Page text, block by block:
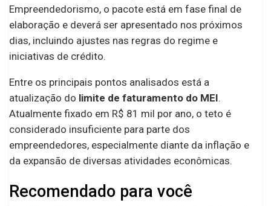
Empreendedorismo, o pacote está em fase final de
elaboração e deverá ser apresentado nos próximos
dias, incluindo ajustes nas regras do regime e
iniciativas de crédito.
Entre os principais pontos analisados está a
atualização do limite de faturamento do MEI.
Atualmente fixado em R$ 81 mil por ano, o teto é
considerado insuficiente para parte dos
empreendedores, especialmente diante da inflação e
da expansão de diversas atividades econômicas.
Recomendado para você